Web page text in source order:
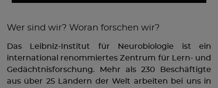
Datenschutz| Impressum
Wer sind wir? Woran forschen wir?
Das Leibniz-Institut für Neurobiologie ist ein
international renommiertes Zentrum für Lern- und
Gedächtnisforschung. Mehr als 230 Beschäftigte
aus über 25 Ländern der Welt arbeiten bei uns in